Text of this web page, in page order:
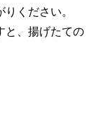
ください。
と、揚げたての